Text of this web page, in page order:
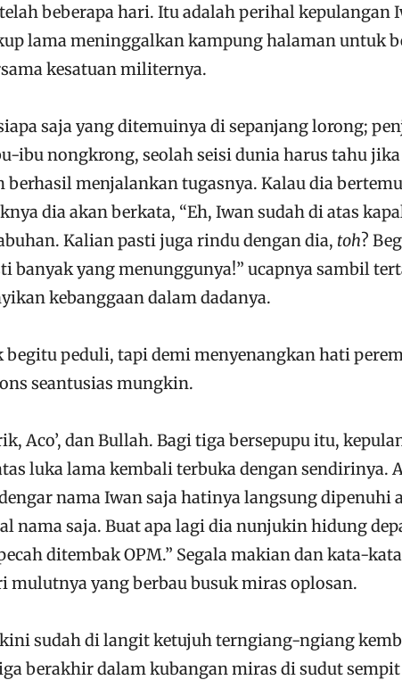
beberapa hari. Itu adalah perihal kepulangan
lama meninggalkan kampung halaman untuk
kesatuan militernya.
saja yang ditemuinya di sepanjang lorong;
ibu nongkrong, seolah seisi dunia harus tahu
berhasil menjalankan tugasnya. Kalau dia
dia akan berkata, “Eh, Iwan sudah di atas
Kalian pasti juga rindu dengan dia, toh?
banyak yang menunggunya!” ucapnya sambil
kebanggaan dalam dadanya.
begitu peduli, tapi demi menyenangkan hati
seantusias mungkin.
Aco’, dan Bullah. Bagi tiga bersepupu itu,
luka lama kembali terbuka dengan sendirinya.
nama Iwan saja hatinya langsung dipenuhi
nama saja. Buat apa lagi dia nunjukin hidung
ditembak OPM.” Segala makian dan kata-
mulutnya yang berbau busuk miras oplosan.
sudah di langit ketujuh terngiang-ngiang
berakhir dalam kubangan miras di sudut